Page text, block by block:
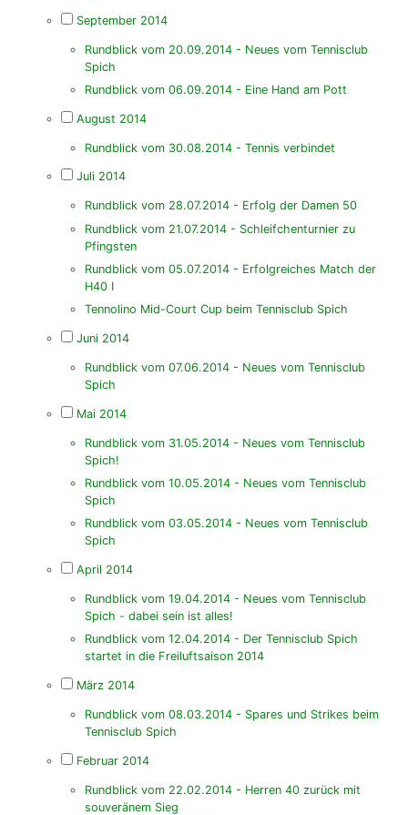
September 2014
Rundblick vom 20.09.2014 - Neues vom Tennisclub
Spich
Rundblick vom 06.09.2014 - Eine Hand am Pott
August 2014
Rundblick vom 30.08.2014 - Tennis verbindet
Juli 2014
Rundblick vom 28.07.2014 - Erfolg der Damen 50
Rundblick vom 21.07.2014 - Schleifchenturnier zu
Pfingsten
Rundblick vom 05.07.2014 - Erfolgreiches Match der
H40 I
Tennolino Mid-Court Cup beim Tennisclub Spich
Juni 2014
Rundblick vom 07.06.2014 - Neues vom Tennisclub
Spich
Mai 2014
Rundblick vom 31.05.2014 - Neues vom Tennisclub
Spich!
Rundblick vom 10.05.2014 - Neues vom Tennisclub
Spich
Rundblick vom 03.05.2014 - Neues vom Tennisclub
Spich
April 2014
Rundblick vom 19.04.2014 - Neues vom Tennisclub
Spich - dabei sein ist alles!
Rundblick vom 12.04.2014 - Der Tennisclub Spich
startet in die Freiluftsaison 2014
März 2014
Rundblick vom 08.03.2014 - Spares und Strikes beim
Tennisclub Spich
Februar 2014
Rundblick vom 22.02.2014 - Herren 40 zurück mit
souveränem Sieg